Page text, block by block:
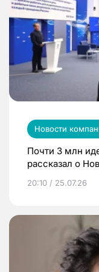
Новости
Почти 3 млн
рассказал о
20:10 / 25.07.26